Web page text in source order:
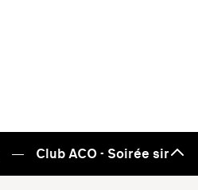
Club ACO - Soirée
Haut
page